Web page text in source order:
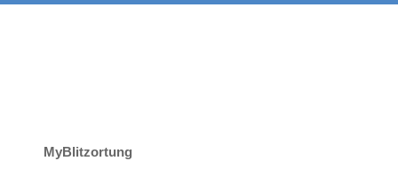
MyBlitzortung